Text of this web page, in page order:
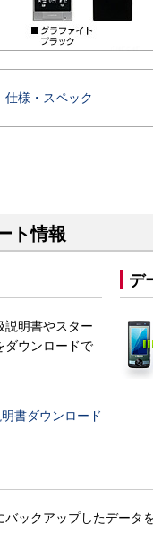
仕様・スペック
ト情報
説明書やスター
ダウンロードで
書ダウンロード
デ
バックアップしたデータ